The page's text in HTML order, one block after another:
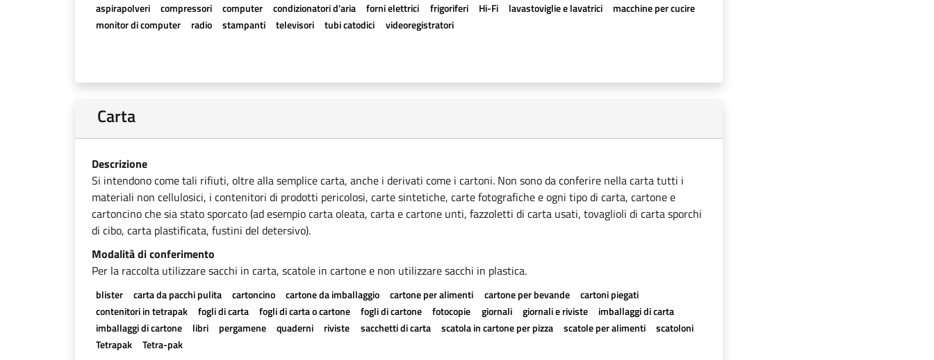
aspirapolveri compressori computer condizionatori d'aria forni elettrici frigoriferi Hi-Fi lavastoviglie e lavatrici
macchine per cucire
monitor di computer
radio stampanti televisori tubi catodici videoregistratori
Carta
Descrizione
Si intendono come tali rifiuti, oltre alla semplice carta, anche i derivati come i cartoni. Non sono da conferire nella carta tutti i
materiali non cellulosici, i contenitori di prodotti pericolosi, carte sintetiche, carte fotografiche e ogni tipo di carta, cartone e
cartoncino che sia stato sporcato (ad esempio carta oleata, carta e cartone unti, fazzoletti di carta usati, tovaglioli di carta sporchi
di cibo, carta plastificata, fustini del detersivo).
Modalità di conferimento
Per la raccolta utilizzare sacchi in carta, scatole in cartone e non utilizzare sacchi in plastica.
blister carta da pacchi pulita cartoncino cartone da imballaggio cartone per alimenti cartone per bevande
cartoni piegati
contenitori in tetrapak
fogli di carta fogli di carta o cartone fogli di cartone fotocopie giornali giornali e riviste
imballaggi di carta
imballaggi di cartone
libri pergamene quaderni riviste sacchetti di carta scatola in cartone per pizza scatole per alimenti
scatoloni
Tetrapak
Tetra-pak